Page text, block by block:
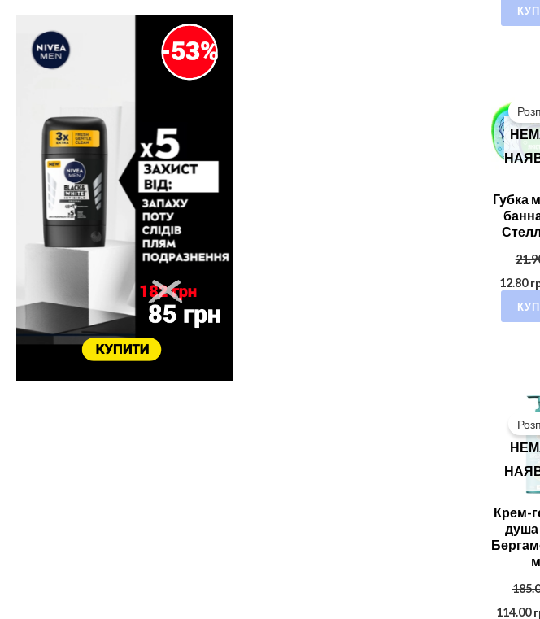
Губка
12.80
Крем-
душа
114.00